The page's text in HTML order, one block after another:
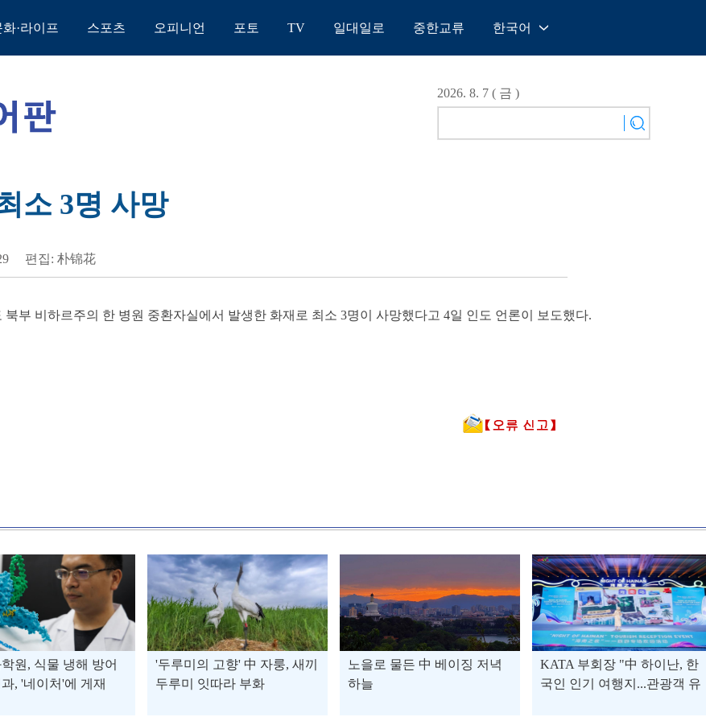
화·라이프 스포츠 오피니언 포토 TV 일대일로 중한교류 한국어
English
Español
2026. 8. 7 ( 금 )
소 3명 사망
편집: 朴锦花
북부 비하르주의 한 병원 중환자실에서 발생한 화재로 최소 3명이 사망했다고 4일 인도 언론이 보도했다.
원, 식물 냉해 방어
, '네이처'에 게재
'두루미의 고향' 中 자룽, 새끼
두루미 잇따라 부화
노을로 물든 中 베이징 저녁
하늘
KATA 부회장 "中 하이난, 한
국인 인기 여행지...관광객 유